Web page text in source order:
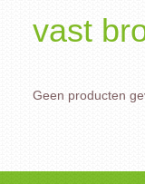
vast
Geen producten